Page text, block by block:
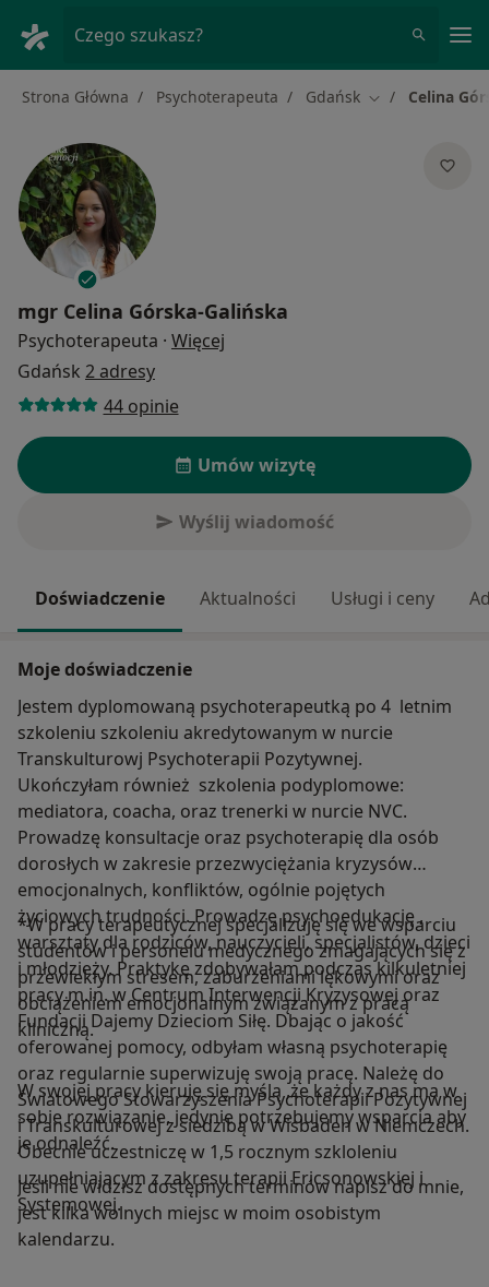
Czego szukasz?
Strona Główna Psychoterapeuta Gdańsk Zmień miasto
Celina
mgr Celina Górska-Galińska
Psychoterapeuta · Więcej
Gdańsk 2 adresy
44 opinie
Umów wizytę
Wyślij wiadomość
Doświadczenie Aktualności Usługi i ceny
Moje doświadczenie
Jestem dyplomowaną psychoterapeutką po 4 letnim
szkoleniu szkoleniu akredytowanym w nurcie
Transkulturowj Psychoterapii Pozytywnej.
Ukończyłam również szkolenia podyplomowe:
mediatora, coacha, oraz trenerki w nurcie NVC.
Prowadzę konsultacje oraz psychoterapię dla osób
dorosłych w zakresie przezwyciężania kryzysów
emocjonalnych, konfliktów, ogólnie pojętych
życiowych trudności. Prowadzę psychoedukację ,
warsztaty dla rodziców, nauczycieli, specjalistów, dzieci
i młodzieży. Praktykę zdobywałam podczas kilkuletniej
pracy m.in. w Centrum Interwencji Kryzysowej oraz
Fundacji Dajemy Dzieciom Siłę. Dbając o jakość
oferowanej pomocy, odbyłam własną psychoterapię
oraz regularnie superwizuję swoją pracę. Należę do
Światowego Stowarzyszenia Psychoterapii Pozytywnej
i Transkulturowej z siedzibą w Wisbaden w Niemczech.
Obecnie uczestniczę w 1,5 rocznym szkloleniu
uzupełniającym z zakresu terapii Ericsonowskiej i
Systemowej.
*W pracy terapeutycznej specjalizuję się we wsparciu
studentów i personelu medycznego zmagających się z
przewlekłym stresem, zaburzeniami lękowymi oraz
obciążeniem emocjonalnym związanym z pracą
kliniczną.
W swojej pracy kieruję się myślą ,że każdy z nas ma w
sobie rozwiązanie, jedynie potrzebujemy wsparcia aby
je odnaleźć.
Jeśli nie widzisz dostępnych terminów napisz do mnie,
jest kilka wolnych miejsc w moim osobistym
kalendarzu.